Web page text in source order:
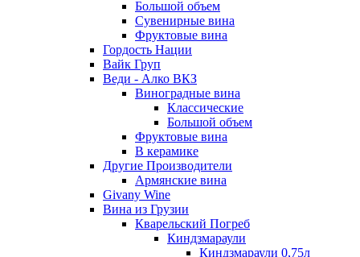
Большой объем
Сувенирные вина
Фруктовые вина
Гордость Нации
Вайк Груп
Веди - Алко ВКЗ
Виноградные вина
Классические
Большой объем
Фруктовые вина
В керамике
Другие Производители
Армянские вина
Givany Wine
Вина из Грузии
Кварельский Погреб
Киндзмараули
Киндзмараули 0,75л